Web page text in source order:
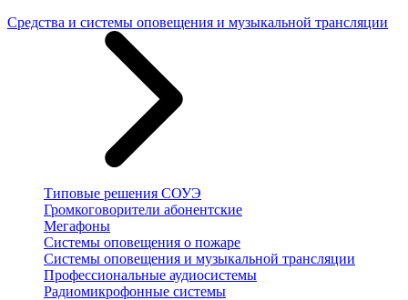
Средства и системы оповещения и музыкальной трансляции
Типовые решения СОУЭ
Громкоговорители абонентские
Мегафоны
Системы оповещения о пожаре
Системы оповещения и музыкальной трансляции
Профессиональные аудиосистемы
Радиомикрофонные системы